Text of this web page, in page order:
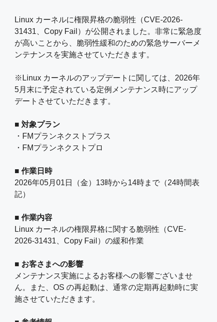
Linux カーネルに権限昇格の脆弱性（CVE-2026-
31431、Copy Fail）が公開されました。非常に緊急度
が高いことから、脆弱性緩和のための緊急サーバーメ
ンテナンスを実施させていただきます。
※Linux カーネルのアップデートに関しては、2026年
5月末に予定されている定例メンテナンス時にアップ
デートさせていただきます。
■ 対象プラン
・FMプランネクストプラス
・FMプランネクストプロ
■ 作業日時
2026年05月01日（金）13時から14時まで（24時間表
記）
■ 作業内容
Linux カーネルの権限昇格に関する脆弱性（CVE-
2026-31431、Copy Fail）の緩和作業
■ お客さまへの影響
メンテナンス実施によるお客様への影響ございませ
ん。また、OS の再起動は、通常の定期再起動時に実
施させていただきます。